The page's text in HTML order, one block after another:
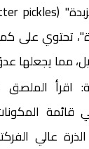
تحتوي على
مما يجعلها
اقرأ الملصق
قائمة